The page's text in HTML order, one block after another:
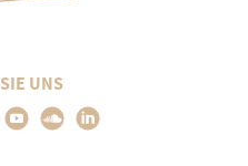
UNS